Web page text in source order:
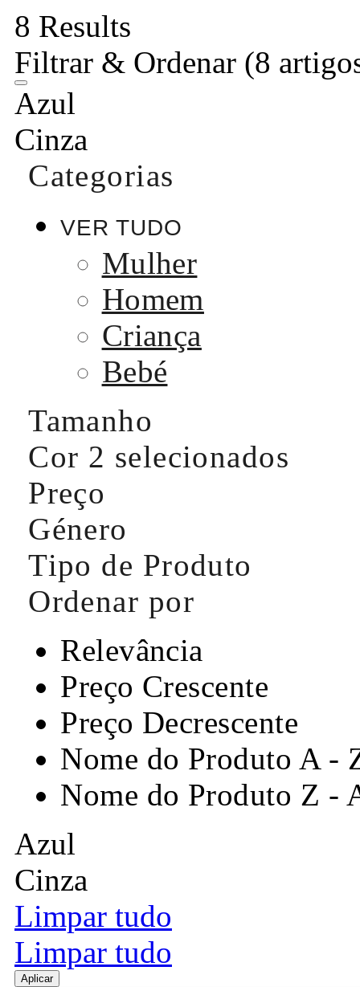
8 Results
Filtrar & Ordenar (8
Azul
Cinza
Categorias
VER TUDO
Mulher
Homem
Criança
Bebé
Tamanho
Cor 2 selecionados
Preço
Género
Tipo de Produto
Ordenar por
Relevância
Preço Crescente
Preço Decrescente
Nome do Produto A -
Nome do Produto Z -
Azul
Cinza
Limpar tudo
Limpar tudo
Aplicar